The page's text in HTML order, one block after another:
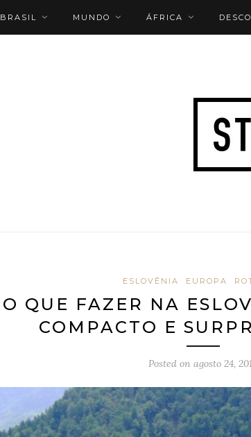
BRASIL MUNDO ÁFRICA
ESLOVÊNIA EUROPA
O QUE FAZER NA
COMPACTO E
Posted on agosto 24,